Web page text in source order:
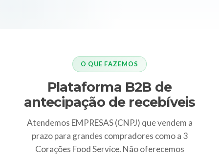
O QUE FAZEMOS
Plataforma B2B de
antecipação de recebíveis
Atendemos EMPRESAS (CNPJ) que vendem a
prazo para grandes compradores como a 3
Corações Food Service. Não oferecemos